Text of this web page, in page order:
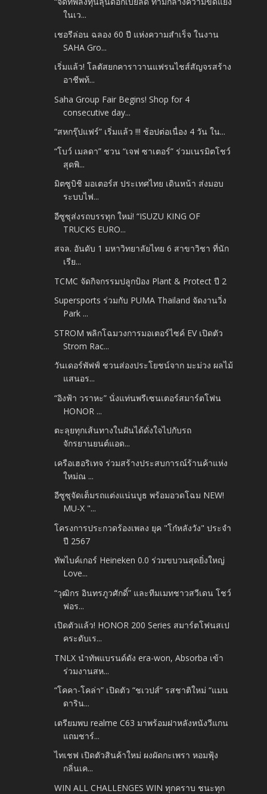
ในเว...
เชอรีล่อน ฉลอง 60 ปี แห่งความสำเร็จ ในงาน
SAHA Gro...
เริ่มแล้ว! โลตัสยกคาราวานแฟรนไชส์สัญจรสร้าง
อาชีพท้...
Saha Group Fair Begins! Shop for 4
consecutive day...
“สหกรุ๊ปแฟร์” เริ่มแล้ว !!! ช้อปต่อเนื่อง 4 วัน ใน...
“โบว์ เมลดา” ชวน “เจฟ ซาเตอร์” ร่วมเนรมิตโชว์
สุดพิ...
มิตซูบิชิ มอเตอร์ส ประเทศไทย เดินหน้า ส่งมอบ
ระบบไฟ...
อีซูซุส่งรถบรรทุก ใหม่! “ISUZU KING OF
TRUCKS EURO...
สจล. อันดับ 1 มหาวิทยาลัยไทย 6 สาขาวิชา ที่นัก
เรีย...
TCMC จัดกิจกรรมปลูกป้อง Plant & Protect ปี 2
Supersports ร่วมกับ PUMA Thailand จัดงานวิ่ง
Park ...
STROM พลิกโฉมวงการมอเตอร์ไซค์ EV เปิดตัว
Strom Rac...
วันเดอร์พัฟฟ์ ชวนส่องประโยชน์จาก มะม่วง ผลไม้
แสนอร...
“อิงฟ้า วราหะ” นั่งแท่นพรีเซนเตอร์สมาร์ตโฟน
HONOR ...
ตะลุยทุกเส้นทางในฝันได้ดั่งใจไปกับรถ
จักรยานยนต์แอด...
เครือเฮอริเทจ ร่วมสร้างประสบการณ์ร้านค้าแห่ง
ใหม่ณ ...
อีซูซุจัดเต็มรถแต่งแน่นบูธ พร้อมอวดโฉม NEW!
MU-X "...
โครงการประกวดร้องเพลง ยุค "โก๋หลังวัง" ประจำ
ปี 2567
ทัพไบค์เกอร์ Heineken 0.0 ร่วมขบวนสุดยิ่งใหญ่
Love...
“วุฒิกร อินทรภูวศักดิ์” และทีมเมทชาวสวีเดน โชว์
ฟอร...
เปิดตัวแล้ว! HONOR 200 Series สมาร์ตโฟนสเป
คระดับเร...
TNLX นำทัพแบรนด์ดัง era-won, Absorba เข้า
ร่วมงานสห...
“โคคา-โคล่า” เปิดตัว “ชเวปส์” รสชาติใหม่ “แมน
ดาริน...
เตรียมพบ realme C63 มาพร้อมฝาหลังหนังวีแกน
แถมชาร์...
ไทเชฟ เปิดตัวสินค้าใหม่ ผงผัดกะเพรา หอมฟุ้ง
กลิ่นเค...
WIN ALL CHALLENGES WIN ทุกคราบ ชนะทุก